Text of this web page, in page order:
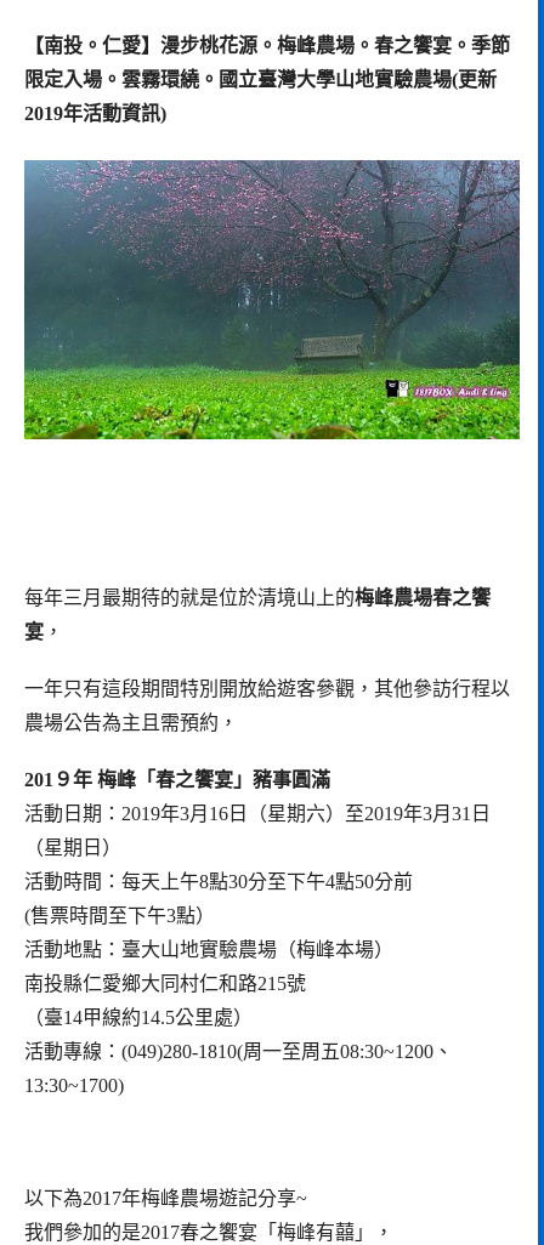
【南投。仁愛】漫步桃花源。梅峰農場。春之饗宴。季節
限定入場。雲霧環繞。國立臺灣大學山地實驗農場(更新
2019年活動資訊)
每年三月最期待的就是位於清境山上的梅峰農場春之饗
宴 ，
一年只有這段期間特別開放給遊客參觀，其他參訪行程以
農場公告為主且需預約，
201９年 梅峰「春之饗宴」豬事圓滿
活動日期：2019年3月16日（星期六）至2019年3月31日
（星期日）
活動時間：每天上午8點30分至下午4點50分前
(售票時間至下午3點）
活動地點：臺大山地實驗農場（梅峰本場）
南投縣仁愛鄉大同村仁和路215號
（臺14甲線約14.5公里處）
活動專線：(049)280-1810(周一至周五08:30~1200、
13:30~1700)
以下為2017年梅峰農場遊記分享~
我們參加的是2017春之饗宴「梅峰有囍」，